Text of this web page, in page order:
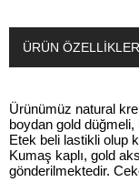
ÜRÜN
Ürünümüz natural
boydan gold düğmeli,
Etek beli lastikli olup
Kumaş kaplı, gold
gönderilmektedir.